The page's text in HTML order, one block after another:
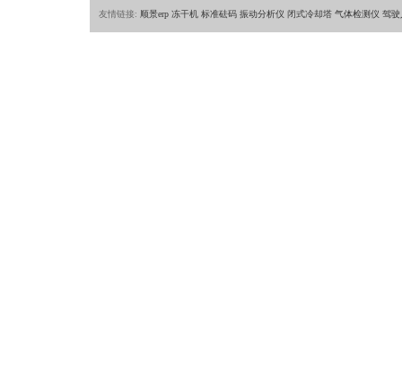
友情链接: 顺景erp 冻干机 标准砝码 振动分析仪 闭式冷却塔 气体检测仪 驾驶